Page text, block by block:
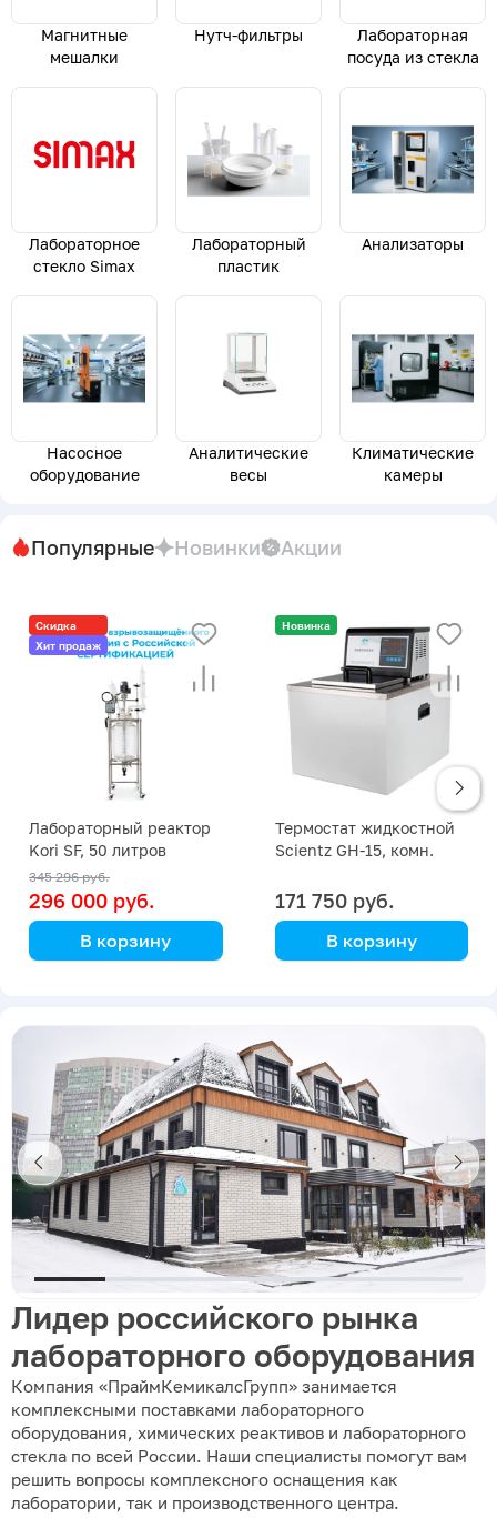
Магнитные
мешалки
Нутч-фильтры
Лабораторная
посуда из стекла
Лабораторное
стекло Simax
Лабораторный
пластик
Анализаторы
Насосное
оборудование
Аналитические
весы
Климатические
камеры
Популярные Новинки Акции
Скидка
Хит продаж
Лабораторный реактор
Kori SF, 50 литров
345 296 руб.
296 000 руб.
В корзину
Новинка
Термостат жидкостной
Scientz GH-15, комн.
171 750 руб.
В корзину
Лидер российского рынка
лабораторного оборудования
Компания «ПраймКемикалсГрупп» занимается
комплексными поставками лабораторного
оборудования, химических реактивов и лабораторного
стекла по всей России. Наши специалисты помогут вам
решить вопросы комплексного оснащения как
лаборатории, так и производственного центра.